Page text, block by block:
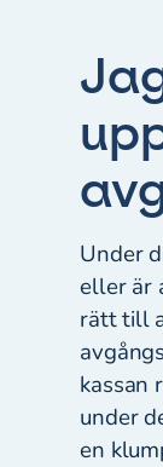
Under
eller är
rätt till
kassan
under
en